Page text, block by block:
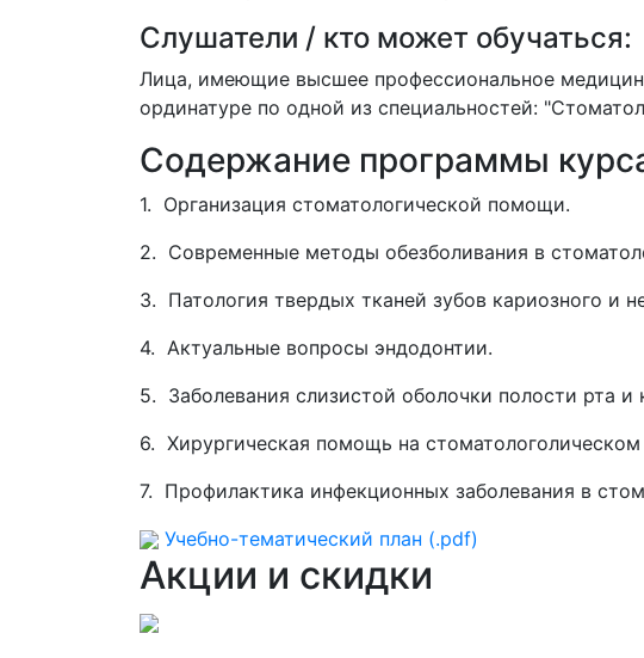
Слушатели / кто может обучаться:
Лица, имеющие высшее профессиональное
ординатуре по одной из специальностей:
Содержание программы
1. Организация стоматологической помощи.
2. Современные методы обезболивания в
3. Патология твердых тканей зубов кариозного и
4. Актуальные вопросы эндодонтии.
5. Заболевания слизистой оболочки полости рта и
6. Хирургическая помощь на
7. Профилактика инфекционных заболевания в
Учебно-тематический план (.pdf)
Акции и скидки